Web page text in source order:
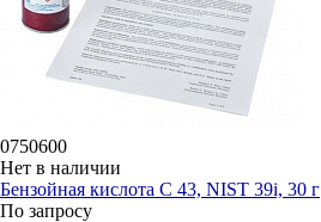
0750600
Нет в наличии
Бензойная кислота C 43, NIST 39i, 30 г
По запросу